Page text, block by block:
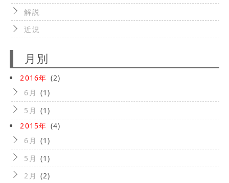
解説
近況
月別
2016年 (2)
6月 (1)
5月 (1)
2015年 (4)
6月 (1)
5月 (1)
2月 (2)